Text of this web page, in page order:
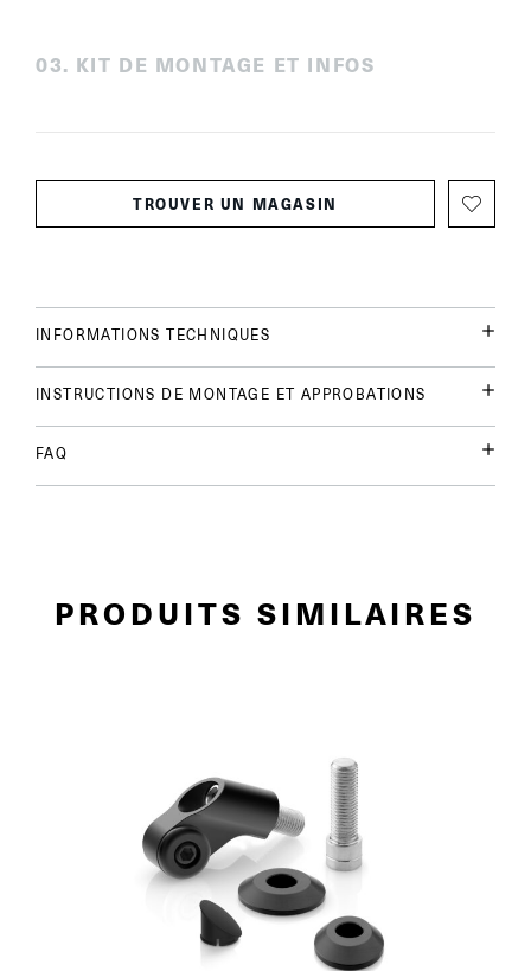
03. KIT DE MONTAGE ET INFOS
TROUVER UN MAGASIN
INFORMATIONS TECHNIQUES
INSTRUCTIONS DE MONTAGE ET APPROBATIONS
FAQ
PRODUITS SIMILAIRES